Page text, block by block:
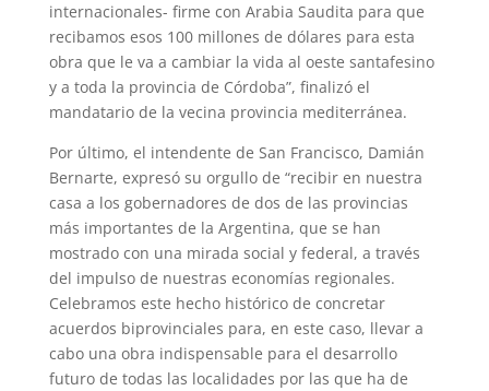
internacionales- firme con Arabia Saudita para que
recibamos esos 100 millones de dólares para esta
obra que le va a cambiar la vida al oeste santafesino
y a toda la provincia de Córdoba”, finalizó el
mandatario de la vecina provincia mediterránea.
Por último, el intendente de San Francisco, Damián
Bernarte, expresó su orgullo de “recibir en nuestra
casa a los gobernadores de dos de las provincias
más importantes de la Argentina, que se han
mostrado con una mirada social y federal, a través
del impulso de nuestras economías regionales.
Celebramos este hecho histórico de concretar
acuerdos biprovinciales para, en este caso, llevar a
cabo una obra indispensable para el desarrollo
futuro de todas las localidades por las que ha de